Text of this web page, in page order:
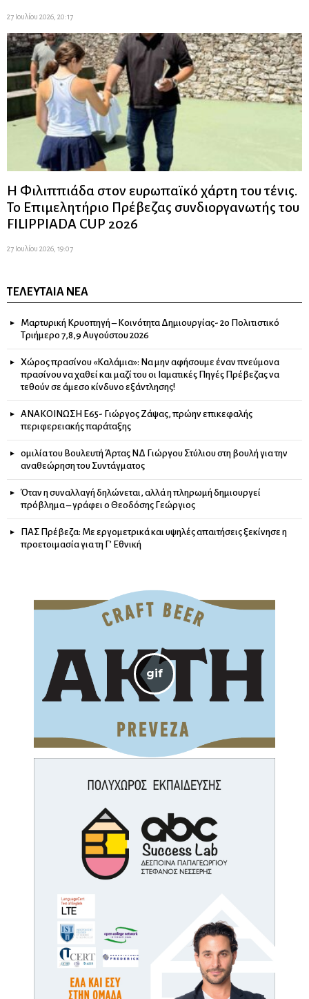
27 Ιουλίου 2026, 20:17
Η Φιλιππιάδα στον ευρωπαϊκό χάρτη του τένις.
Το Επιμελητήριο Πρέβεζας συνδιοργανωτής του
FILIPPIADA CUP 2026
27 Ιουλίου 2026, 19:07
ΤΕΛΕΥΤΑΊΑ ΝΈΑ
Μαρτυρική Κρυοπηγή – Κοινότητα Δημιουργίας- 2ο Πολιτιστικό
Τριήμερο 7,8,9 Αυγούστου 2026
Χώρος πρασίνου «Καλάμια»: Να μην αφήσουμε έναν πνεύμονα
πρασίνου να χαθεί και μαζί του οι Ιαματικές Πηγές Πρέβεζας να
τεθούν σε άμεσο κίνδυνο εξάντλησης!
ΑΝΑΚΟΙΝΩΣΗ Ε65- Γιώργος Ζάψας, πρώην επικεφαλής
περιφερειακής παράταξης
ομιλία του Βουλευτή Άρτας ΝΔ Γιώργου Στύλιου στη βουλή για την
αναθεώρηση του Συντάγματος
Όταν η συναλλαγή δηλώνεται, αλλά η πληρωμή δημιουργεί
πρόβλημα – γράφει ο Θεοδόσης Γεώργιος
ΠΑΣ Πρέβεζα: Με εργομετρικά και υψηλές απαιτήσεις ξεκίνησε η
προετοιμασία για τη Γ’ Εθνική